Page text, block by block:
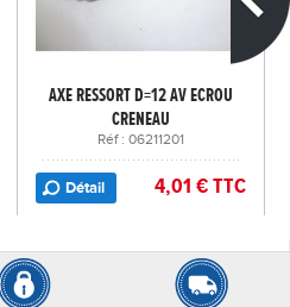
AXE RESSORT D=12 AV ECROU
CRENEAU
Réf : 06211201
Détail 4,01 € TTC